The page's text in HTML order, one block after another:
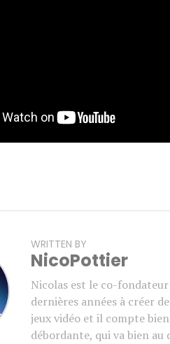
WRITTEN BY
NicoPottier
Nicolas est le co-fondateur
dernières années à créer
jeux vidéo et il compte
débordante, qui va bien au